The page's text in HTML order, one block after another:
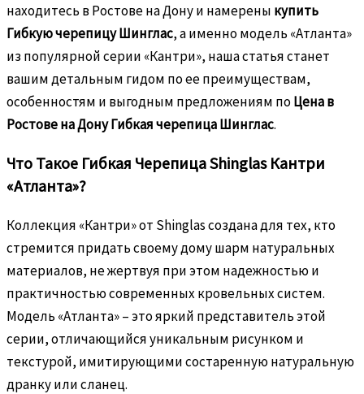
находитесь в Ростове на Дону и намерены купить
Гибкую черепицу Шинглас, а именно модель «Атланта»
из популярной серии «Кантри», наша статья станет
вашим детальным гидом по ее преимуществам,
особенностям и выгодным предложениям поЦена в
Ростове на Дону Гибкая черепица Шинглас.
Что Такое Гибкая Черепица Shinglas Кантри
«Атланта»?
Коллекция «Кантри» от Shinglas создана для тех, кто
стремится придать своему дому шарм натуральных
материалов, не жертвуя при этом надежностью и
практичностью современных кровельных систем.
Модель «Атланта» – это яркий представитель этой
серии, отличающийся уникальным рисунком и
текстурой, имитирующими состаренную натуральную
дранку или сланец.